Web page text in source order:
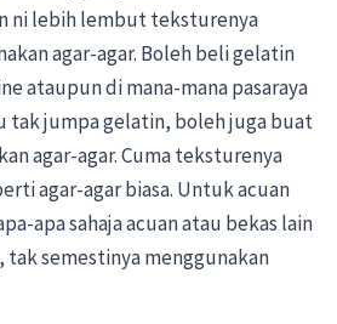
ni lebih lembut teksturenya
agar-agar. Boleh beli gelatin
ataupun di mana-mana pasaraya
tak jumpa gelatin, boleh juga buat
agar-agar. Cuma teksturenya
agar-agar biasa. Untuk acuan
apa sahaja acuan atau bekas lain
tak semestinya menggunakan